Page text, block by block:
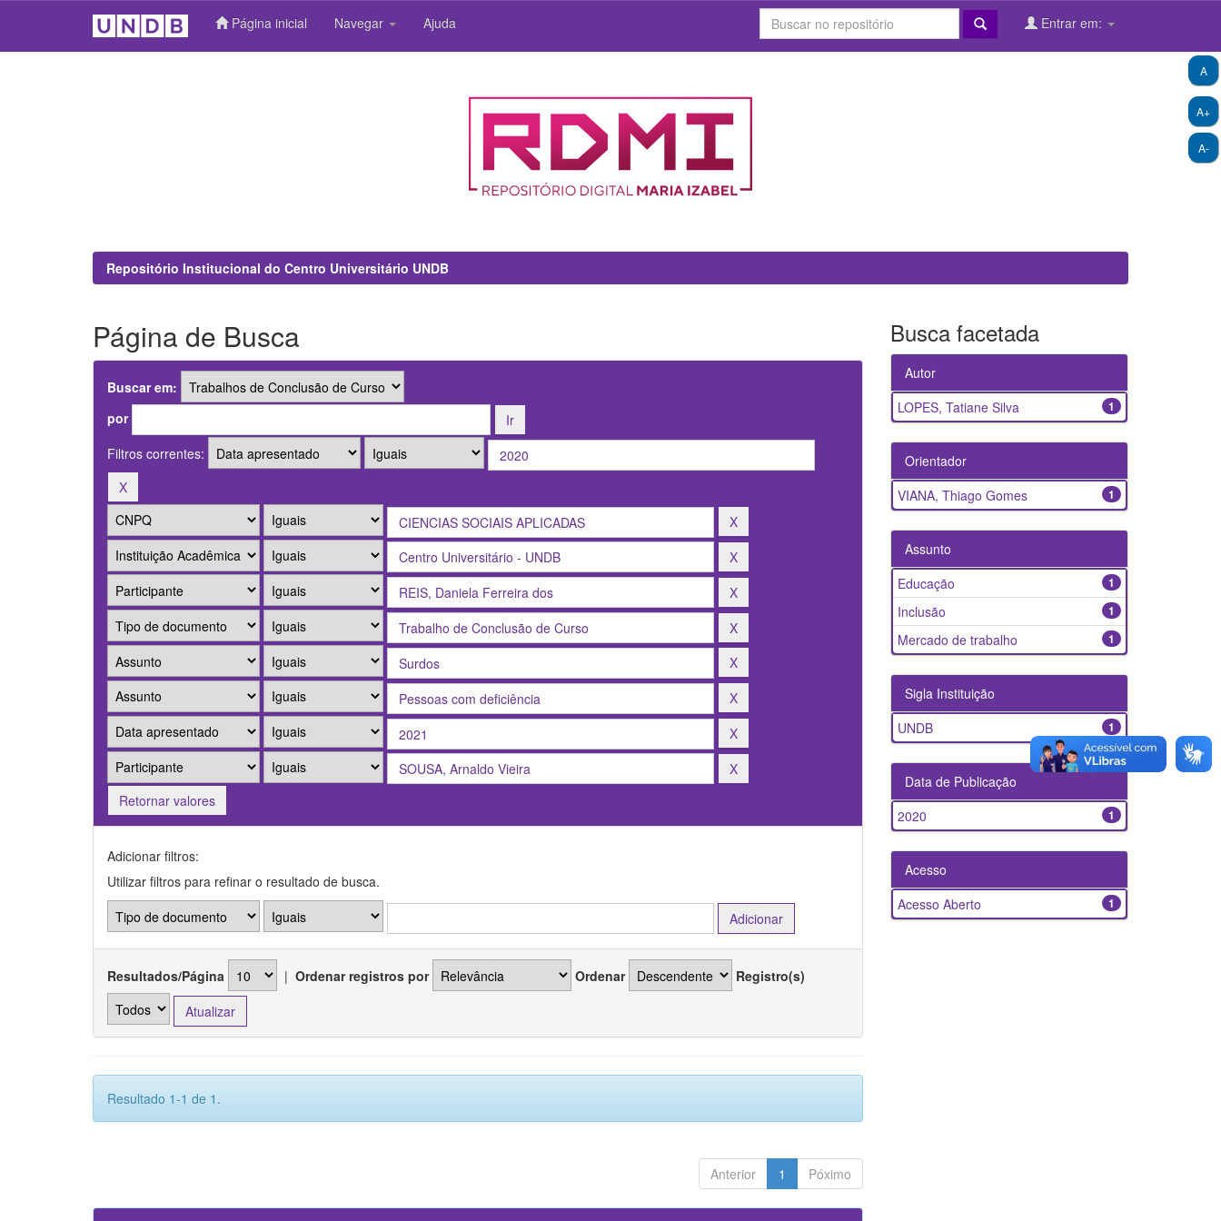
Página inicial Navegar Ajuda Entrar em:
A+
A-
A
Repositório Institucional do Centro Universitário UNDB
Página de Busca
Buscar em:
por
Filtros correntes:
Retornar valores
Adicionar filtros:
Utilizar filtros para refinar o resultado de busca.
Resultados/Página | Ordenar registros por Ordenar Registro(s)
Resultado 1-1 de 1.
Anterior 1 Póximo
Busca facetada
Autor
1
LOPES, Tatiane Silva
Orientador
1
VIANA, Thiago Gomes
Assunto
1
Educação
1
Inclusão
1
Mercado de trabalho
Sigla Instituição
1
UNDB
Data de Publicação
1
2020
Acesso
1
Acesso Aberto